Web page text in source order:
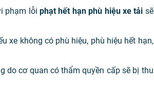
phạm lỗiphạt hết hạn phù hiệu xe tải sẽ
xe không có phù hiệu, phù hiệu hết hạn,
do cơ quan có thẩm quyền cấp sẽ bị thu